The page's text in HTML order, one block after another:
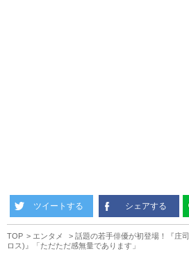
ツイートする シェアする
TOP エンタメ
話題の若手俳優が初登場！『庄
ロス)』「ただただ感無量であります」